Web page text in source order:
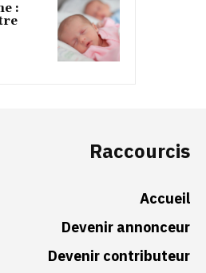
:
Raccourcis
Accueil
Devenir annonceur
Devenir contributeur